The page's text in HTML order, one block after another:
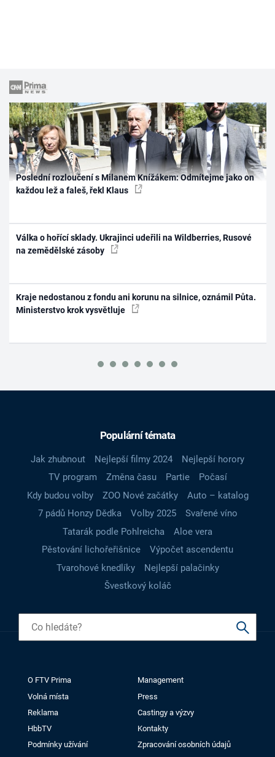
Poslední rozloučení s Milanem Knížákem: Odmítejme jako on
každou lež a faleš, řekl Klaus
Válka o hořící sklady. Ukrajinci udeřili na Wildberries, Rusové
na zemědělské zásoby
Kraje nedostanou z fondu ani korunu na silnice, oznámil Půta.
Ministerstvo krok vysvětluje
Populární témata
Jak zhubnout Nejlepší filmy 2024
Nejlepší horory
TV program
Změna času Partie
Počasí
Kdy budou volby
ZOO Nové začátky
Auto – katalog
7 pádů Honzy Dědka
Volby 2025
Svařené víno
Tatarák podle Pohlreicha
Aloe vera
Pěstování lichořeřišnice
Výpočet ascendentu
Tvarohové knedlíky
Nejlepší palačinky
Švestkový koláč
O FTV Prima
Management
Volná místa
Press
Reklama
Castingy a výzvy
HbbTV
Kontakty
Podmínky užívání
Zpracování osobních údajů